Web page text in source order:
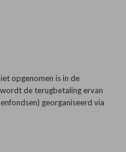
opgenomen is in de
de terugbetaling ervan
georganiseerd via